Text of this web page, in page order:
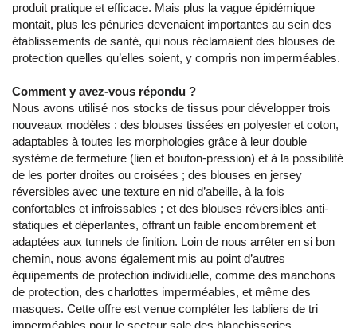
produit pratique et efficace. Mais plus la vague épidémique
montait, plus les pénuries devenaient importantes au sein des
établissements de santé, qui nous réclamaient des blouses de
protection quelles qu’elles soient, y compris non imperméables.
Comment y avez-vous répondu ?
Nous avons utilisé nos stocks de tissus pour développer trois
nouveaux modèles : des blouses tissées en polyester et coton,
adaptables à toutes les morphologies grâce à leur double
système de fermeture (lien et bouton-pression) et à la possibilité
de les porter droites ou croisées ; des blouses en jersey
réversibles avec une texture en nid d’abeille, à la fois
confortables et infroissables ; et des blouses réversibles anti-
statiques et déperlantes, offrant un faible encombrement et
adaptées aux tunnels de finition. Loin de nous arrêter en si bon
chemin, nous avons également mis au point d’autres
équipements de protection individuelle, comme des manchons
de protection, des charlottes imperméables, et même des
masques. Cette offre est venue compléter les tabliers de tri
imperméables pour le secteur sale des blanchisseries